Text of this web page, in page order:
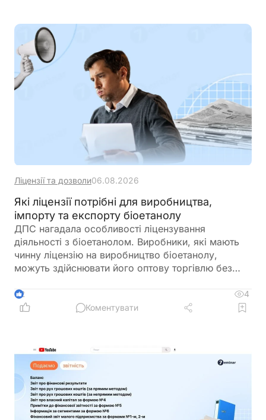
Ліцензії та дозволи06.08.2026
Які ліцензії потрібні для виробництва,
імпорту та експорту біоетанолу
ДПС нагадала особливості ліцензування
діяльності з біоетанолом. Виробники, які мають
чинну ліцензію на виробництво біоетанолу,
можуть здійснювати його оптову торгівлю без
імпорту, експорту та інших операцій із
біоетанолом закон встановлює окремі вимоги, а
2
4
Коментувати